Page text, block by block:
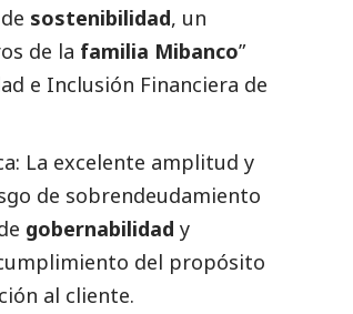
sostenibilidad, un
de la familia Mibanco”
e Inclusión Financiera de
La excelente amplitud y
de sobrendeudamiento
gobernabilidad y
del propósito
al cliente.